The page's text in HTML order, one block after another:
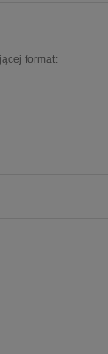
format: